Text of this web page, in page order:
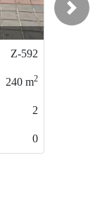
Z-068
65m
Next